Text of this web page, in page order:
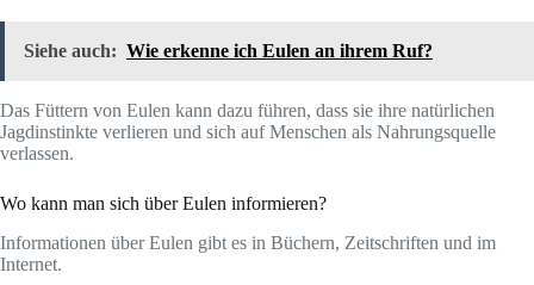
Siehe auch: Wie erkenne ich Eulen an ihrem Ruf?
Das Füttern von Eulen kann dazu führen, dass sie ihre natürlichen
Jagdinstinkte verlieren und sich auf Menschen als Nahrungsquelle
verlassen.
Wo kann man sich über Eulen informieren?
Informationen über Eulen gibt es in Büchern, Zeitschriften und im
Internet.